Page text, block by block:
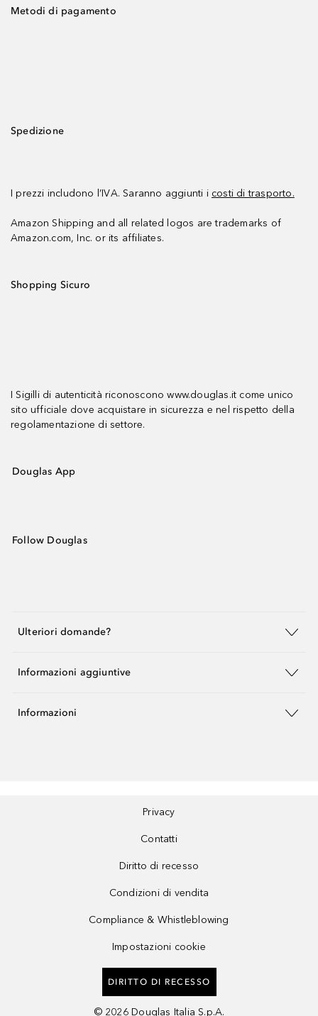
Metodi di pagamento
Spedizione
I prezzi includono l’IVA. Saranno aggiunti i costi di trasporto.
Amazon Shipping and all related logos are trademarks of
Amazon.com, Inc. or its affiliates.
Shopping Sicuro
I Sigilli di autenticità riconoscono www.douglas.it come unico
sito ufficiale dove acquistare in sicurezza e nel rispetto della
regolamentazione di settore.
Douglas App
Follow Douglas
Ulteriori domande?
Informazioni aggiuntive
Informazioni
Privacy
Contatti
Diritto di recesso
Condizioni di vendita
Compliance & Whistleblowing
Impostazioni cookie
DIRITTO DI RECESSO
© 2026 Douglas Italia S.p.A.